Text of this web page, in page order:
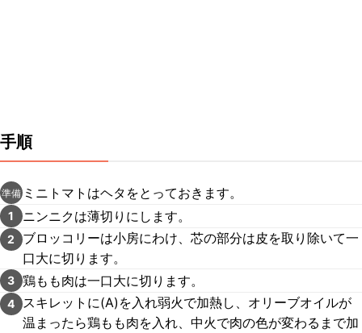
手順
準備 ミニトマトはヘタをとっておきます。
1 ニンニクは薄切りにします。
2
ブロッコリーは小房にわけ、芯の部分は皮を取り除いて一
口大に切ります。
3 鶏もも肉は一口大に切ります。
4
スキレットに(A)を入れ弱火で加熱し、オリーブオイルが
温まったら鶏もも肉を入れ、中火で肉の色が変わるまで加